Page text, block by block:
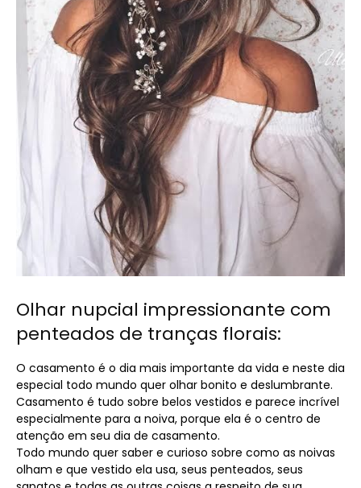
Olhar nupcial impressionante com
penteados de tranças florais:
O casamento é o dia mais importante da vida e neste dia
especial todo mundo quer olhar bonito e deslumbrante.
Casamento é tudo sobre belos vestidos e parece incrível
especialmente para a noiva, porque ela é o centro de
atenção em seu dia de casamento.
Todo mundo quer saber e curioso sobre como as noivas
olham e que vestido ela usa, seus penteados, seus